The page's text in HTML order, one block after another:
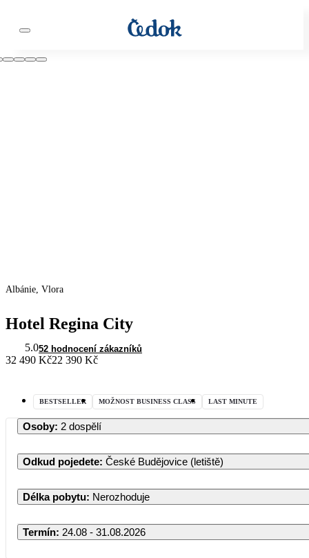
Albánie, Vlora
Hotel Regina City
5.052 hodnocení zákazníků
32 490 Kč22 390 Kč
BESTSELLER MOŽNOST BUSINESS CLASS LAST MINUTE
Osoby: 2 dospělí
Odkud pojedete: České Budějovice (letiště)
Délka pobytu: Nerozhoduje
Termín: 24.08 - 31.08.2026